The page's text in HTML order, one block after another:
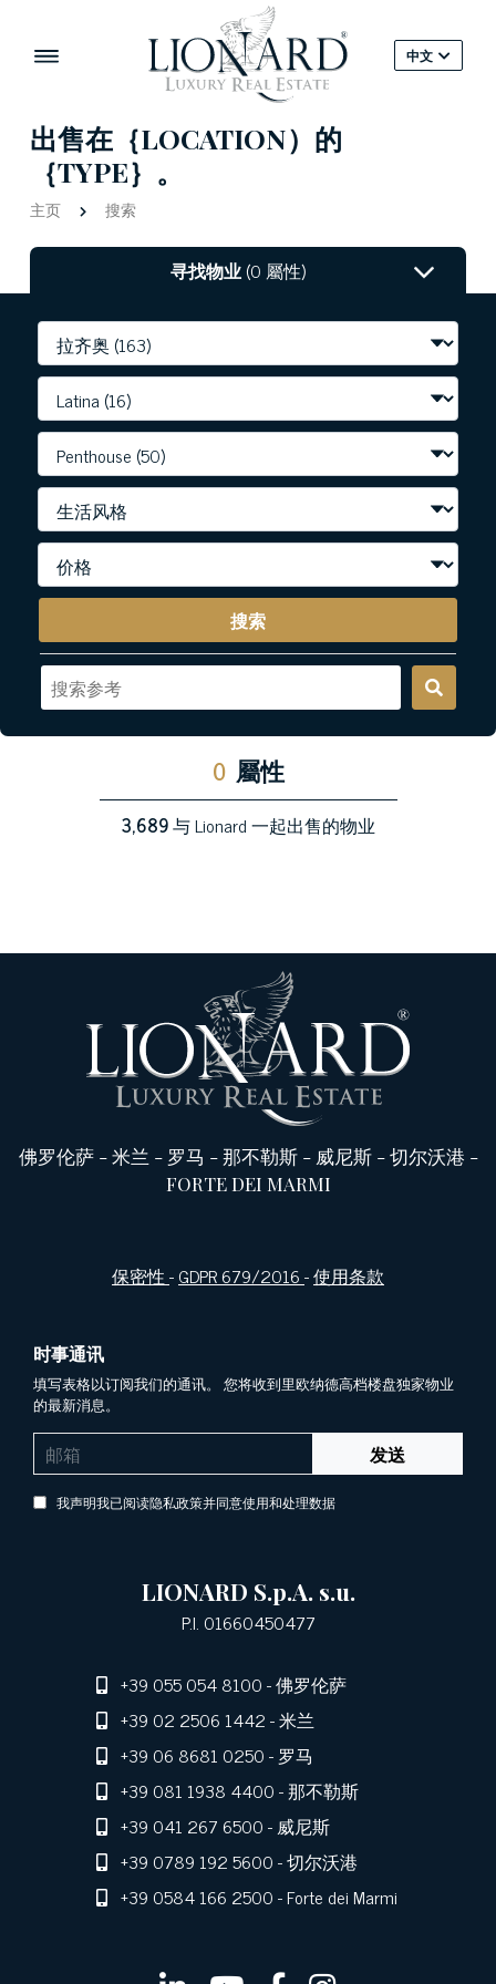
中文
出售在｛LOCATION）的
｛TYPE｝。
主页 搜索
寻找物业(0 屬性)
搜索
0 屬性
3,689与 Lionard 一起出售的物业
佛罗伦萨-米兰 - 罗马 -那不勒斯- 威尼斯-切尔沃港 -
FORTE DEI MARMI
保密性-GDPR 679/2016-使用条款
时事通讯
填写表格以订阅我们的通讯。 您将收到里欧纳德高档楼盘独家物业
的最新消息。
发送
我声明我已阅读隐私政策并同意使用和处理数据
LIONARD S.p.A. s.u.
P.I. 01660450477
+39 055 054 8100- 佛罗伦萨
+39 02 2506 1442- 米兰
+39 06 8681 0250- 罗马
+39 081 1938 4400- 那不勒斯
+39 041 267 6500- 威尼斯
+39 0789 192 5600- 切尔沃港
+39 0584 166 2500- Forte dei Marmi